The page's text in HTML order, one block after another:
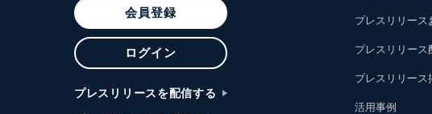
会員登録
ログイン
プレスリリースを配信する
プレスリリース
プレスリリース
プレスリリース
活用事例